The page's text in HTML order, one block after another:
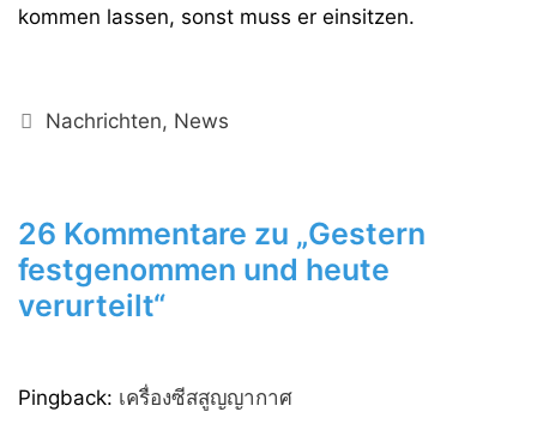
kommen lassen, sonst muss er einsitzen.
Kategorien
Nachrichten, News
26 Kommentare zu „Gestern
festgenommen und heute
verurteilt“
Pingback: เครื่องซีสสูญญากาศ